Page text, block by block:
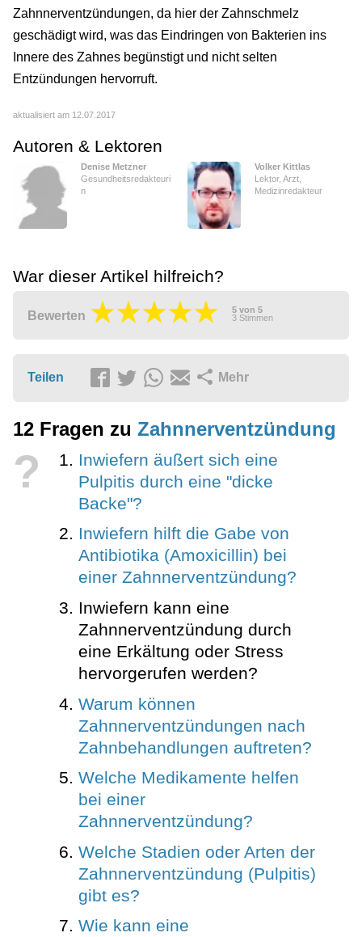
Zahnnerventzündungen, da hier der Zahnschmelz
geschädigt wird, was das Eindringen von Bakterien ins
Innere des Zahnes begünstigt und nicht selten
Entzündungen hervorruft.
aktualisiert am 12.07.2017
Autoren & Lektoren
Denise Metzner
Gesundheitsredakteuri
n
Volker Kittlas
Lektor, Arzt,
Medizinredakteur
War dieser Artikel hilfreich?
Bewerten 5 von 5
3 Stimmen
Teilen Mehr
12 Fragen zu Zahnnerventzündung
?
Inwiefern äußert sich eine
Pulpitis durch eine "dicke
Backe"?
Inwiefern hilft die Gabe von
Antibiotika (Amoxicillin) bei
einer Zahnnerventzündung?
Inwiefern kann eine
Zahnnerventzündung durch
eine Erkältung oder Stress
hervorgerufen werden?
Warum können
Zahnnerventzündungen nach
Zahnbehandlungen auftreten?
Welche Medikamente helfen
bei einer
Zahnnerventzündung?
Welche Stadien oder Arten der
Zahnnerventzündung (Pulpitis)
gibt es?
Wie kann eine